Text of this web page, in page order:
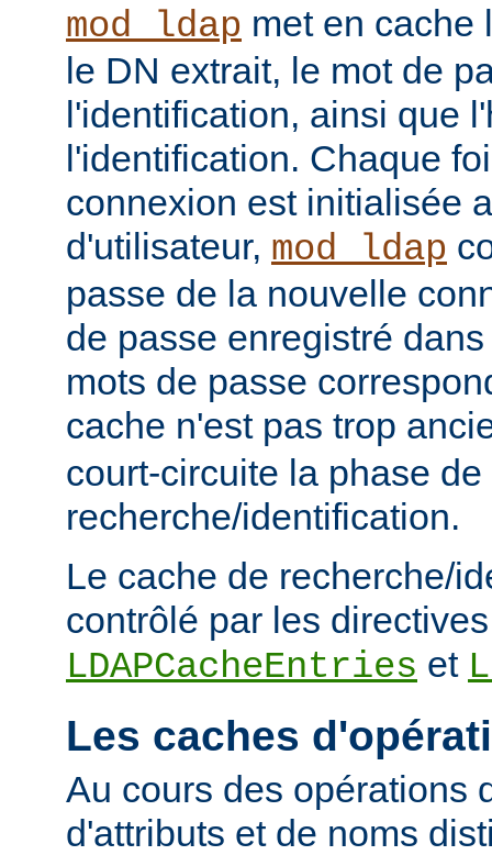
mod_ldap met en cache
le DN extrait, le mot de
l'identification, ainsi que
l'identification. Chaque
connexion est initialisée
d'utilisateur, mod_ldap
passe de la nouvelle
de passe enregistré
mots de passe
cache n'est pas trop
court-circuite la phase de
recherche/identification.
Le cache de recherche/
contrôlé par les directives
LDAPCacheEntries et
Les caches
Au cours des opérations
d'attributs et de noms